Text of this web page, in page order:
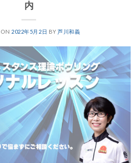
内
ON 2022年5月2日 BY芦川和義